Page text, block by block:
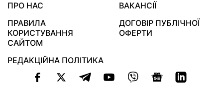
ПРО НАС
ВАКАНСІЇ
ПРАВИЛА
КОРИСТУВАННЯ
САЙТОМ
ДОГОВІР ПУБЛІЧНОЇ
ОФЕРТИ
РЕДАКЦІЙНА ПОЛІТИКА